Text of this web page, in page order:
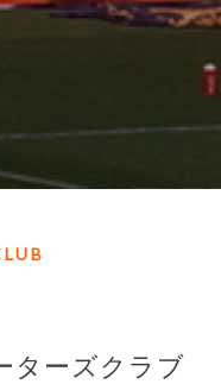
ターズクラブ